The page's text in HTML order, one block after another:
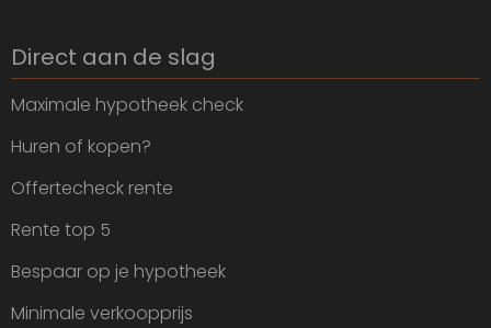
Direct aan de slag
Maximale hypotheek check
Huren of kopen?
Offertecheck rente
Rente top 5
Bespaar op je hypotheek
Minimale verkoopprijs